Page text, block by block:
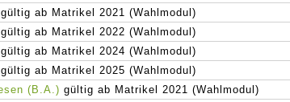
gültig ab Matrikel 2021 (Wahlmodul)
gültig ab Matrikel 2022 (Wahlmodul)
gültig ab Matrikel 2024 (Wahlmodul)
gültig ab Matrikel 2025 (Wahlmodul)
(B.A.) gültig ab Matrikel 2021 (Wahlmodul)